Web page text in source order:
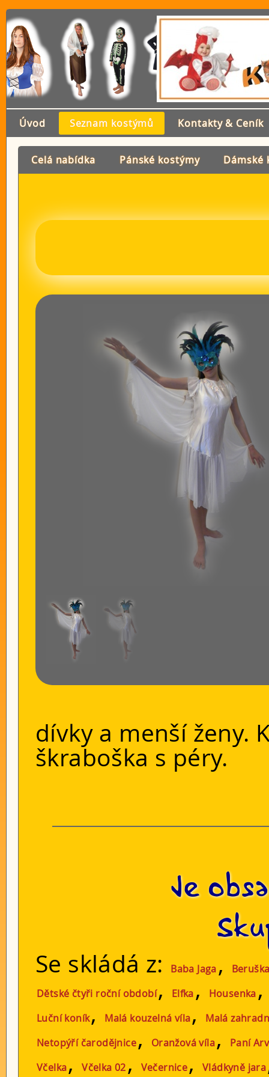
Úvod Seznam kostýmů Kontakty & Ceník
Celá nabídka Pánské kostýmy Dámské
dívky a menší ženy.
škraboška s péry.
Je
Se skládá z: Baba Jaga ,
Dětské čtyři roční období, Elfka , Housenka
Luční koník, Malá kouzelná víla,
Malá
Netopýří čarodějnice, Oranžová víla,
Paní
Včelka, Včelka 02 , Večernice, Vládkyně jara